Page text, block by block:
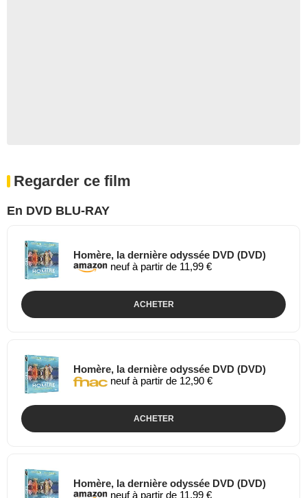
Regarder ce film
En DVD BLU-RAY
Homère, la dernière odyssée DVD (DVD)
neuf à partir de 11,99 €
ACHETER
Homère, la dernière odyssée DVD (DVD)
neuf à partir de 12,90 €
ACHETER
Homère, la dernière odyssée DVD (DVD)
neuf à partir de 11,99 €